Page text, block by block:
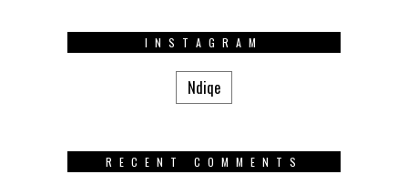
INSTAGRAM
Ndiqe
RECENT COMMENTS